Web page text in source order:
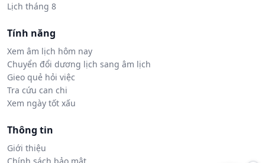
Lịch tháng 8
Tính năng
Xem âm lịch hôm nay
Chuyển đổi dương lịch sang âm lịch
Gieo quẻ hỏi việc
Tra cứu can chi
Xem ngày tốt xấu
Thông tin
Giới thiệu